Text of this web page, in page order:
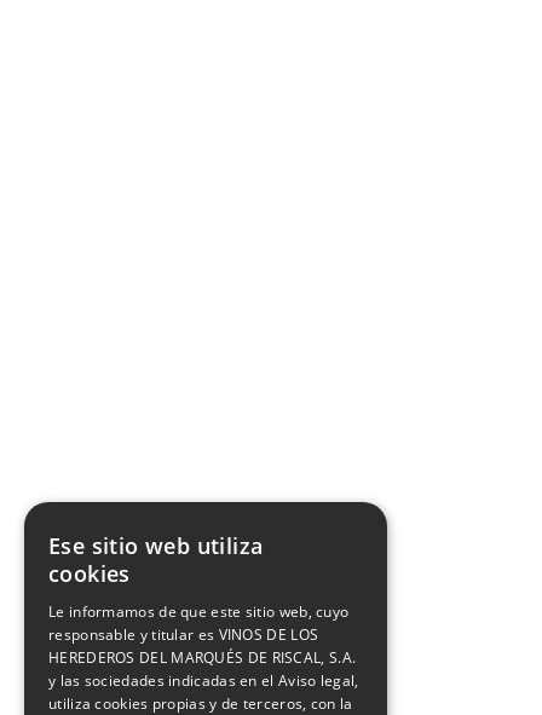
Ese sitio web utiliza
cookies
Le informamos de que este sitio web, cuyo
responsable y titular es VINOS DE LOS
HEREDEROS DEL MARQUÉS DE RISCAL, S.A.
y las sociedades indicadas en el Aviso legal,
utiliza cookies propias y de terceros, con la